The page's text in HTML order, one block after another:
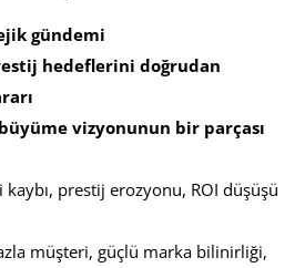
gündemi
hedeflerini doğrudan
vizyonunun bir parçası
prestij erozyonu, ROI düşüşü
müşteri, güçlü marka bilinirliği,